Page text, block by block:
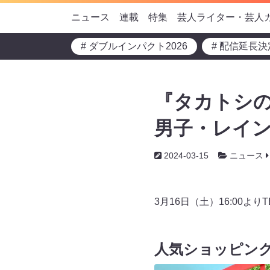
ニュース 連載 特集 芸人ライター・芸人
# ダブルインパクト2026 # 配信延長決
『タカトシ
男子・レイ
2024-03-15 ニュース
3月16日（土）16:00より
人気ショッピン